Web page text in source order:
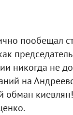
пообещал
никогда не
на
обман